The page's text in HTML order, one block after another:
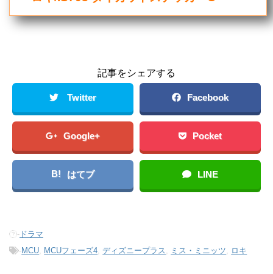
記事をシェアする
Twitter Facebook
Google+ Pocket
B! はてブ LINE
- ドラマ
-MCU MCUフェーズ4 ,ディズニープラス ミス・ミニッツ ロキ